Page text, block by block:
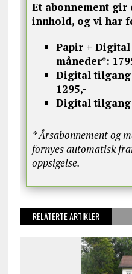
Et abonnement
innhold, og vi har
Papir +
måneder*:
Digital tilgang
1295,-
Digital tilgang
* Årsabonnement og
fornyes automatisk
oppsigelse.
RELATERTE ARTIKLER